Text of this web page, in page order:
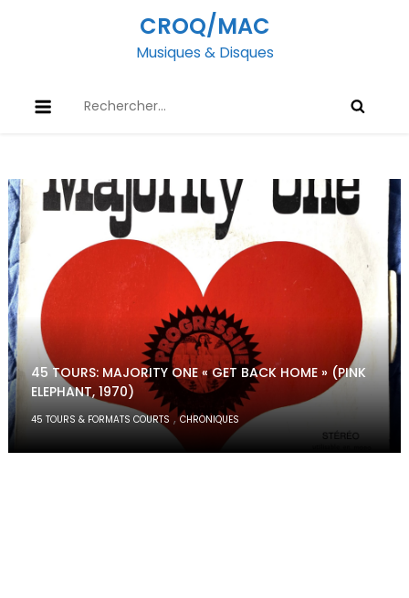
CROQ/MAC
Musiques & Disques
45 TOURS: MAJORITY ONE « GET BACK HOME » (PINK
ELEPHANT, 1970)
45 TOURS & FORMATS COURTS ,CHRONIQUES